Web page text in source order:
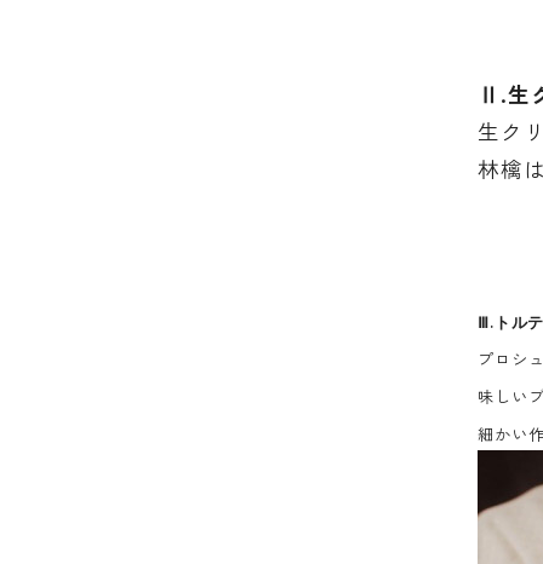
Ⅱ .生
生ク
林檎
Ⅲ. トル
プロシ
味しい
細かい